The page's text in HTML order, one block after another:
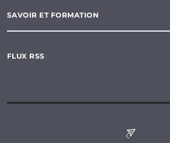
SAVOIR ET FORMATION
FLUX RSS